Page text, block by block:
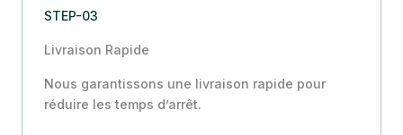
STEP-03
Livraison Rapide
Nous garantissons une livraison rapide pour
réduire les temps d’arrêt.